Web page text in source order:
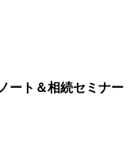
ート＆相続セミナー